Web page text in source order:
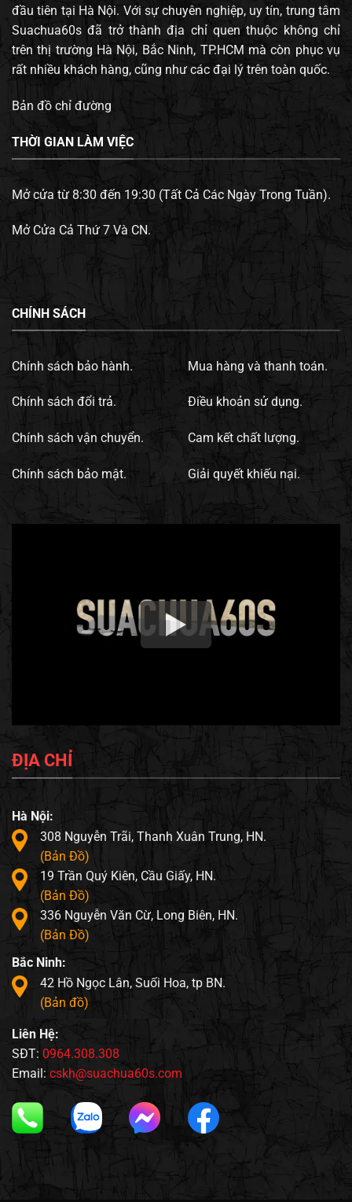
đầu tiên tại Hà Nội. Với sự chuyên nghiệp, uy tín, trung tâm
Suachua60s đã trở thành địa chỉ quen thuộc không chỉ
trên thị trường Hà Nội, Bắc Ninh, TP.HCM mà còn phục vụ
rất nhiều khách hàng, cũng như các đại lý trên toàn quốc.
Bản đồ chỉ đường
THỜI GIAN LÀM VIỆC
Mở cửa từ 8:30 đến 19:30 (Tất Cả Các Ngày Trong Tuần).
Mở Cửa Cả Thứ 7 Và CN.
CHÍNH SÁCH
Chính sách bảo hành.
Chính sách đổi trả.
Chính sách vận chuyển.
Chính sách bảo mật.
Mua hàng và thanh toán.
Điều khoản sử dụng.
Cam kết chất lượng.
Giải quyết khiếu nại.
ĐỊA CHỈ
Hà Nội:
308 Nguyễn Trãi, Thanh Xuân Trung, HN.
(Bản Đồ)
19 Trần Quý Kiên, Cầu Giấy, HN.
(Bản Đồ)
336 Nguyễn Văn Cừ, Long Biên, HN.
(Bản Đồ)
Bắc Ninh:
42 Hồ Ngọc Lân, Suối Hoa, tp BN.
(Bản đồ)
Liên Hệ:
SĐT: 0964.308.308
Email: cskh@suachua60s.com